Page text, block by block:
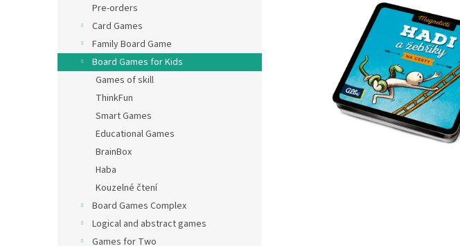
Pre-orders
Card Games
Family Board Game
Board Games for Kids
Games of skill
ThinkFun
Smart Games
Educational Games
BrainBox
Haba
Kouzelné čtení
Board Games Complex
Logical and abstract games
Games for Two